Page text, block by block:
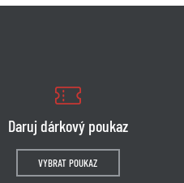
Daruj dárkový poukaz
VYBRAT POUKAZ